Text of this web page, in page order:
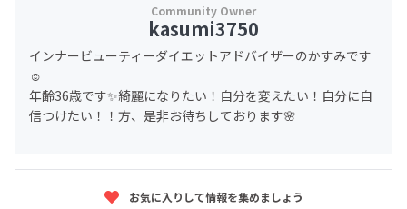
kasumi3750
インナービューティーダイエットアドバイザーのかすみです
☺️
年齢36歳です✨綺麗になりたい！自分を変えたい！自分に自
信つけたい！！方、是非お待ちしております🌸
お気に入りして情報を集めましょう